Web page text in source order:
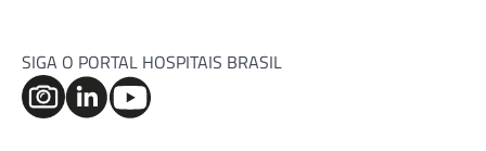
SIGA O PORTAL HOSPITAIS BRASIL